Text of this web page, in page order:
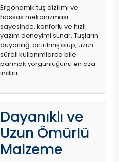
Ergonomik tuş dizilimi ve
hassas mekanizması
sayesinde, konforlu ve hızlı
yazım deneyimi sunar. Tuşların
duyarlılığı artırılmış olup, uzun
süreli kullanımlarda bile
parmak yorgunluğunu en aza
indirir.
Dayanıklı ve
Uzun Ömürlü
Malzeme